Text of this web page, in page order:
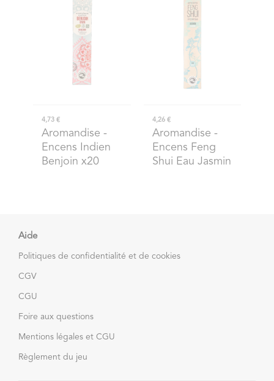
4,73 €
Aromandise -
Encens Indien
Benjoin x20
4,26 €
Aromandise -
Encens Feng
Shui Eau Jasmin
Aide
Politiques de confidentialité et de cookies
CGV
CGU
Foire aux questions
Mentions légales et CGU
Règlement du jeu